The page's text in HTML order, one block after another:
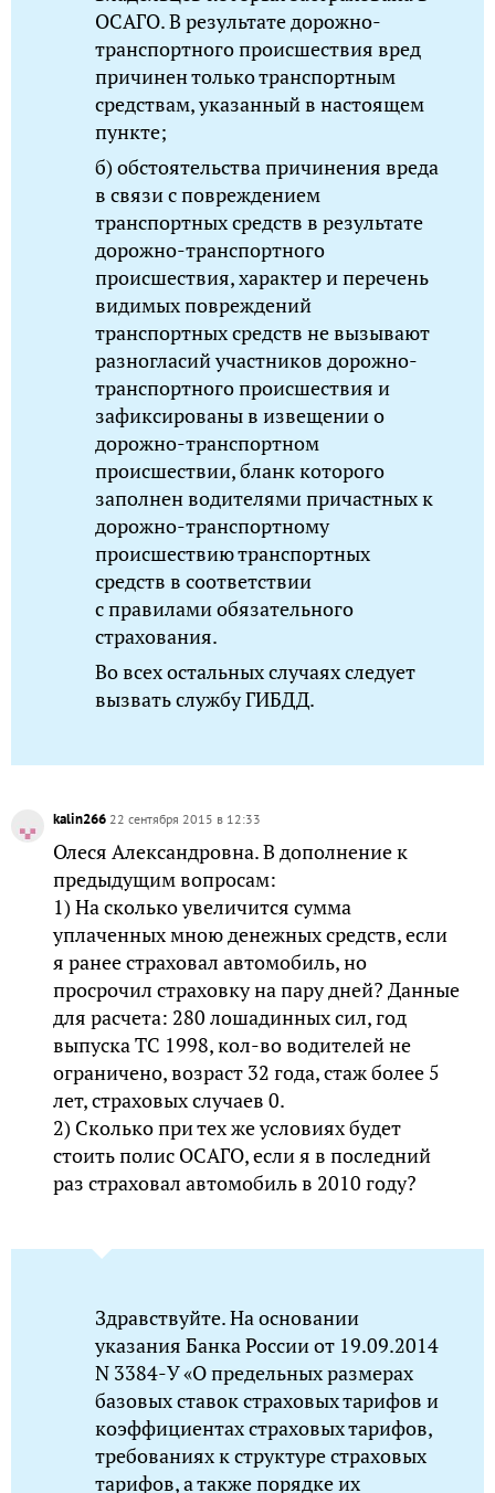
ОСАГО. В результате дорожно-
транспортного происшествия вред
причинен только транспортным
средствам, указанный в настоящем
пункте;
б) обстоятельства причинения вреда
в связи с повреждением
транспортных средств в результате
дорожно-транспортного
происшествия, характер и перечень
видимых повреждений
транспортных средств не вызывают
разногласий участников дорожно-
транспортного происшествия и
зафиксированы в извещении о
дорожно-транспортном
происшествии, бланк которого
заполнен водителями причастных к
дорожно-транспортному
происшествию транспортных
средств в соответствии
с правилами обязательного
страхования.
Во всех остальных случаях следует
вызвать службу ГИБДД.
kalin266 22 сентября 2015 в 12:33
Олеся Александровна. В дополнение к
предыдущим вопросам:
1) На сколько увеличится сумма
уплаченных мною денежных средств, если
я ранее страховал автомобиль, но
просрочил страховку на пару дней? Данные
для расчета: 280 лошадинных сил, год
выпуска ТС 1998, кол-во водителей не
ограничено, возраст 32 года, стаж более 5
лет, страховых случаев 0.
2) Сколько при тех же условиях будет
стоить полис ОСАГО, если я в последний
раз страховал автомобиль в 2010 году?
Здравствуйте. На основании
указания Банка России от 19.09.2014
N 3384-У «О предельных размерах
базовых ставок страховых тарифов и
коэффициентах страховых тарифов,
требованиях к структуре страховых
тарифов, а также порядке их